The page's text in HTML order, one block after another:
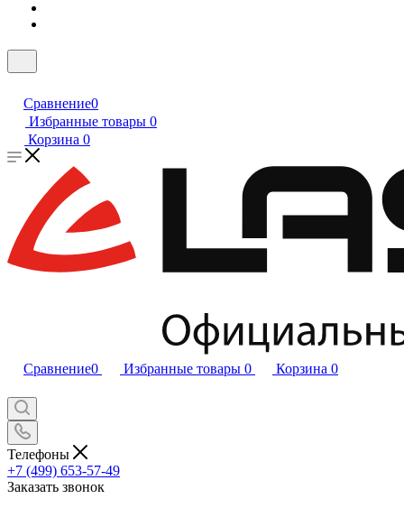
Сравнение0
Избранные товары 0
Корзина 0
Сравнение0 Избранные товары 0 Корзина 0
Телефоны
+7 (499) 653-57-49
Заказать звонок